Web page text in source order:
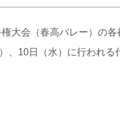
大会（春高バレー）の各
、10日（水）に行われる